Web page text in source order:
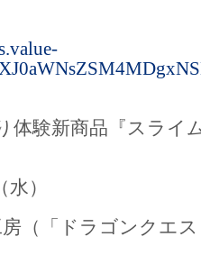
体験新商品『スライ
）
（「ドラゴンクエ